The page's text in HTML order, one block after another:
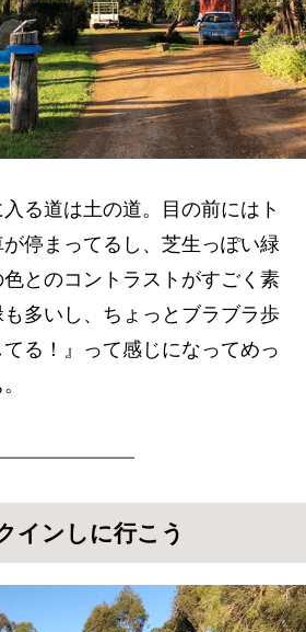
る道は土の道。目の前にはト
停まってるし、芝生っぽい緑
とのコントラストがすごく素
多いし、ちょっとブラブラ歩
る！』って感じになってめっ
インしに行こう